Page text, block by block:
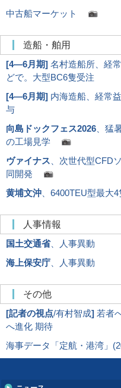
中古船マーケット
造船・舶用
[4―6月期] 名村造船所、経
どで。大型BC6隻受注
[4―6月期] 内海造船、経常
与
向島ドックフェス2026 、猛
の工場見学
ヴァイナス 、次世代型CFD
同開発
黄埔文沖 、6400TEU型最
人事情報
国土交通省、人事異動
海上保安庁 、人事異動
その他
[記者の視点/有村智成] 若者
へ進化 期待
海事データ「定航・港湾」